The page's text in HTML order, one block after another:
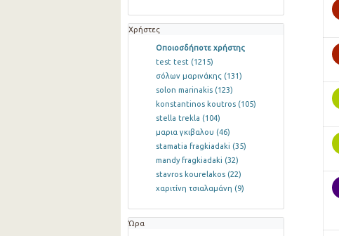
Χρήστες
Οποιοσδήποτε χρήστης
test test (1215)
σόλων μαρινάκης (131)
solon marinakis (123)
konstantinos koutros (105)
stella trekla (104)
μαρια γκιβαλου (46)
stamatia fragkiadaki (35)
mandy fragkiadaki (32)
stavros kourelakos (22)
χαριτίνη τσιαλαμάνη (9)
Ώρα